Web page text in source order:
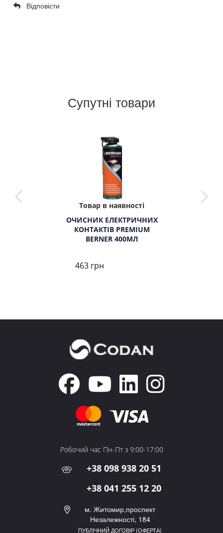
Відповісти
Супутні товари
Товар в наявності
ОЧИСНИК ЕЛЕКТРИЧНИХ
КОНТАКТІВ PREMIUM
BERNER 400МЛ
463 грн
Робочий час Пн-Пт з 9:00-17:00
+38 098 938 20 51
+38 041 255 12 20
м. Житомир,проспект
Незалежності, 184
ПУБЛІЧНИЙ ДОГОВІР (ОФЕРТА)